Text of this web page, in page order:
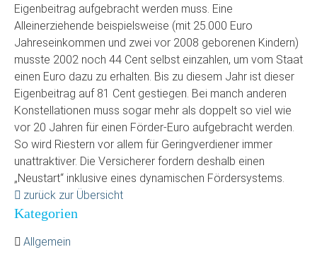
Eigenbeitrag aufgebracht werden muss. Eine
Alleinerziehende beispielsweise (mit 25.000 Euro
Jahreseinkommen und zwei vor 2008 geborenen Kindern)
musste 2002 noch 44 Cent selbst einzahlen, um vom Staat
einen Euro dazu zu erhalten. Bis zu diesem Jahr ist dieser
Eigenbeitrag auf 81 Cent gestiegen. Bei manch anderen
Konstellationen muss sogar mehr als doppelt so viel wie
vor 20 Jahren für einen Förder-Euro aufgebracht werden.
So wird Riestern vor allem für Geringverdiener immer
unattraktiver. Die Versicherer fordern deshalb einen
„Neustart“ inklusive eines dynamischen Fördersystems.
zurück zur Übersicht
Kategorien
Allgemein